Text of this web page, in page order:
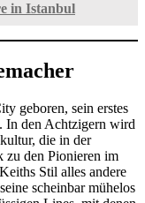
in Istanbul
geboren, sein erstes
In den Achtzigern wird
die in der
zu den Pionieren im
Stil alles andere
scheinbar mühelos